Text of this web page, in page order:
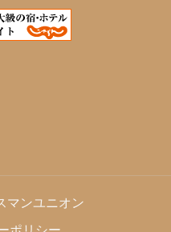
マンユニオン